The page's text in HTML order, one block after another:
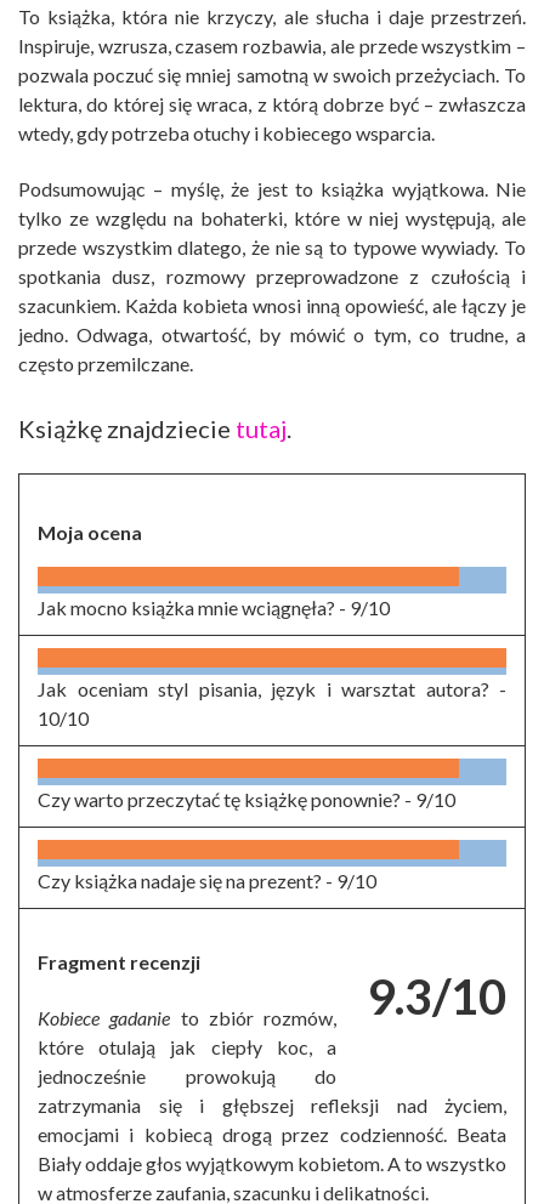
To książka, która nie krzyczy, ale słucha i daje przestrzeń.
Inspiruje, wzrusza, czasem rozbawia, ale przede wszystkim –
pozwala poczuć się mniej samotną w swoich przeżyciach. To
lektura, do której się wraca, z którą dobrze być – zwłaszcza
wtedy, gdy potrzeba otuchy i kobiecego wsparcia.
Podsumowując – myślę, że jest to książka wyjątkowa. Nie
tylko ze względu na bohaterki, które w niej występują, ale
przede wszystkim dlatego, że nie są to typowe wywiady. To
spotkania dusz, rozmowy przeprowadzone z czułością i
szacunkiem. Każda kobieta wnosi inną opowieść, ale łączy je
jedno. Odwaga, otwartość, by mówić o tym, co trudne, a
często przemilczane.
Książkę znajdziecie tutaj.
Moja ocena
Jak mocno książka mnie wciągnęła? - 9/10
Jak oceniam styl pisania, język i warsztat autora? -
10/10
Czy warto przeczytać tę książkę ponownie? - 9/10
Czy książka nadaje się na prezent? - 9/10
9.3/10
Fragment recenzji
Kobiece gadanie to zbiór rozmów,
które otulają jak ciepły koc, a
jednocześnie prowokują do
zatrzymania się i głębszej refleksji nad życiem,
emocjami i kobiecą drogą przez codzienność. Beata
Biały oddaje głos wyjątkowym kobietom. A to wszystko
w atmosferze zaufania, szacunku i delikatności.